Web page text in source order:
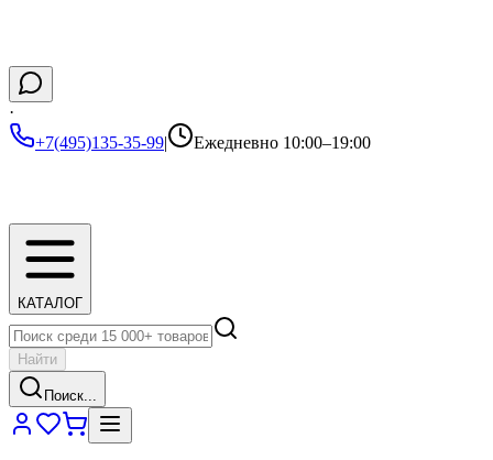
·
+7(495)135-35-99| Ежедневно 10:00–19:00
КАТАЛОГ
Найти
Поиск...